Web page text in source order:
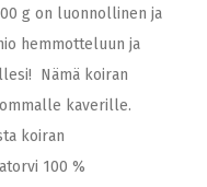
g on luonnollinen ja
hemmotteluun ja
Nämä koiran
kaverille.
koiran
100 %